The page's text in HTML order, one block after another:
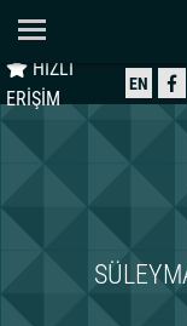
HIZLI
ERİŞİM
EN
ÜNİVERSİTEMİZ
İDARİ
ARAŞTIRMA